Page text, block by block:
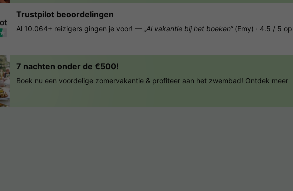
Trustpilot beoordelingen
Al 10.064+ reizigers gingen je voor! — „Al vakantie bij het boeken“(Emy) · 4.5 / 5
7 nachten onder de €500!
Boek nu een voordelige zomervakantie & profiteer aan het zwembad! Ontdek meer